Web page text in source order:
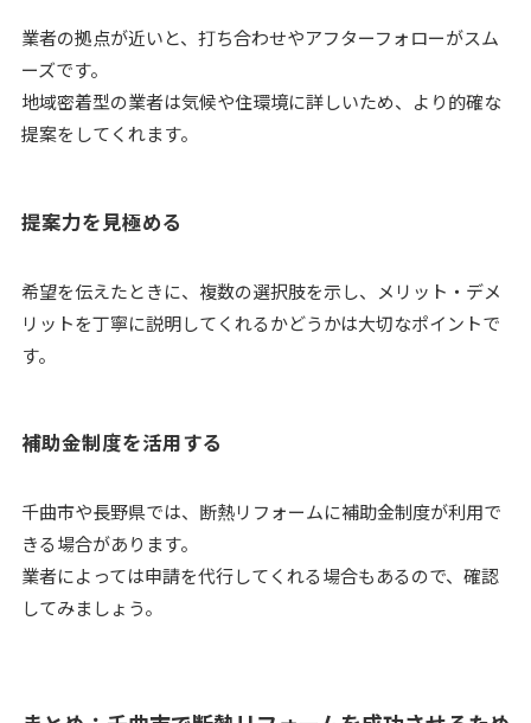
業者の拠点が近いと、打ち合わせやアフターフォローがスム
ーズです。
地域密着型の業者は気候や住環境に詳しいため、より的確な
提案をしてくれます。
提案力を見極める
希望を伝えたときに、複数の選択肢を示し、メリット・デメ
リットを丁寧に説明してくれるかどうかは大切なポイントで
す。
補助金制度を活用する
千曲市や長野県では、断熱リフォームに補助金制度が利用で
きる場合があります。
業者によっては申請を代行してくれる場合もあるので、確認
してみましょう。